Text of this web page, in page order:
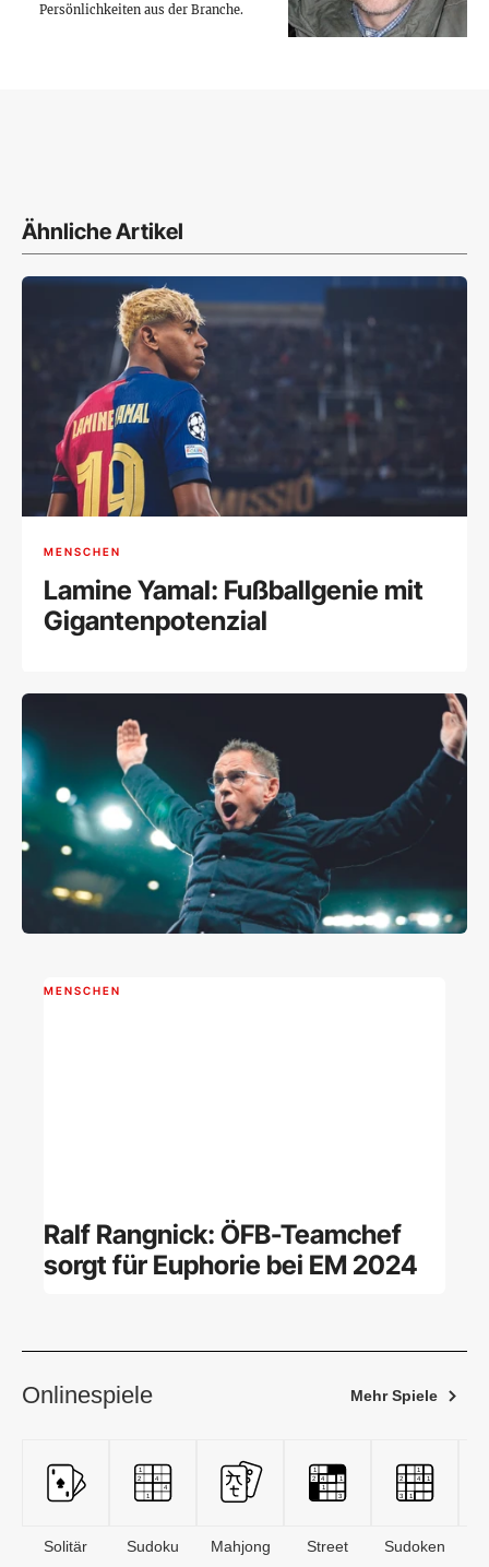
Persönlichkeiten aus der Branche.
Ähnliche Artikel
MENSCHEN
Lamine Yamal: Fußballgenie mit
Gigantenpotenzial
MENSCHEN
Ralf Rangnick: ÖFB-Teamchef
sorgt für Euphorie bei EM 2024
Onlinespiele Mehr Spiele
Solitär Sudoku Mahjong Street Sudoken